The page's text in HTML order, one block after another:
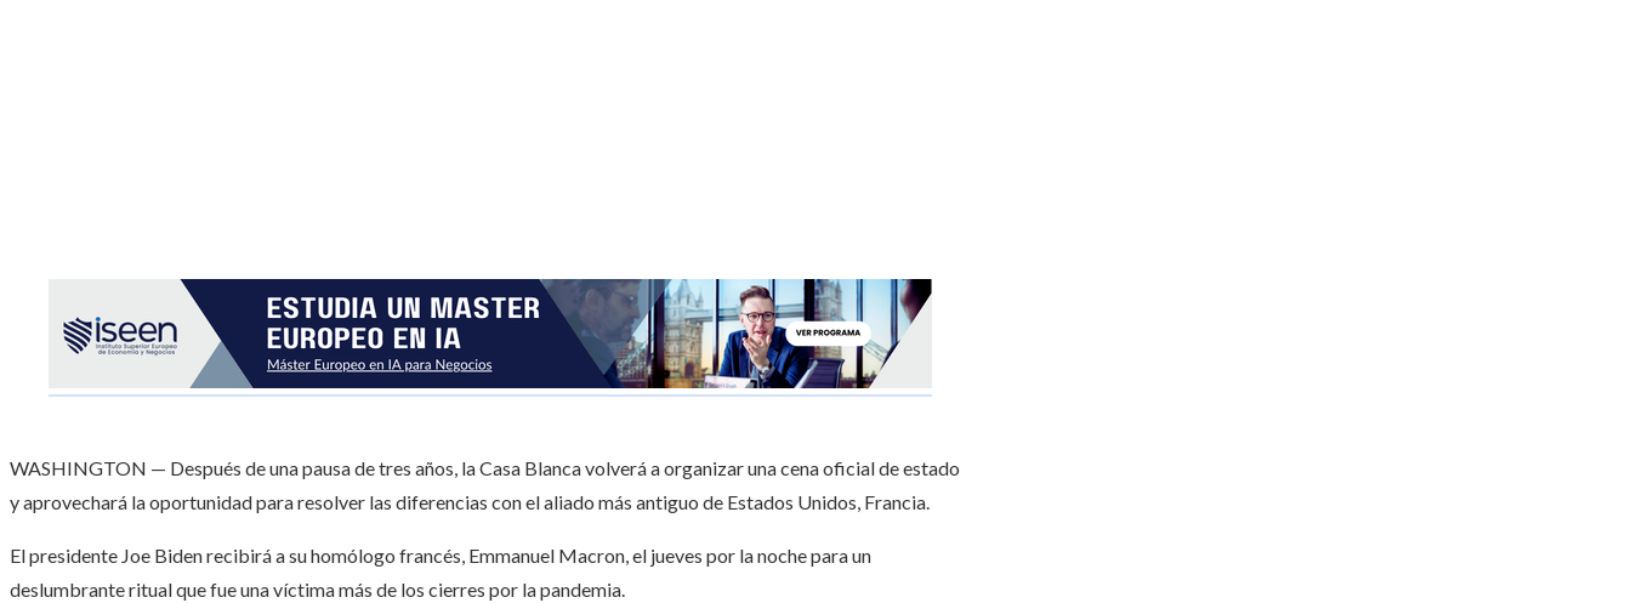
WASHINGTON — Después de una pausa de tres años, la Casa Blanca volverá a organizar una cena oficial de estado
y aprovechará la oportunidad para resolver las diferencias con el aliado más antiguo de Estados Unidos, Francia.
El presidente Joe Biden recibirá a su homólogo francés, Emmanuel Macron, el jueves por la noche para un
deslumbrante ritual que fue una víctima más de los cierres por la pandemia.